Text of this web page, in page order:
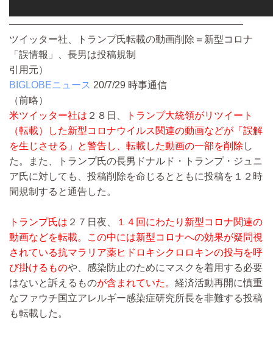
————————————————————————
ツイッター社、トランプ氏転載の動画削除＝新型コロナ
「誤情報」、長男は投稿規制
引用元）
BIGLOBEニュース 20/7/29 時事通信
（前略）
米ツイッター社は ２８日、
トランプ大統領がリツイート
（転載）した新型コロナウイルス関連の動画などが「誤解
を生じさせる」と警告し、転載した動画の一部を削除 し
た。また、トランプ氏の長男ドナルド・トランプ・ジュニ
ア氏に対しても、投稿削除を命じるとともに投稿を１２時
間規制すると通告した。
トランプ氏は ２７日夜、
１４回にわたり新型コロナ関連の
動画などを転載。この中には新型コロナへの効果が疑問視
されている抗マラリア薬ヒドロキシクロロキンの投与を呼
び掛けるものや、感染防止のためにマスクを着用する必要
はないと訴えるものが含まれていた。 経済活動再開に慎重
なファウチ国立アレルギー感染症研究所長を非難する投稿
も転載した。